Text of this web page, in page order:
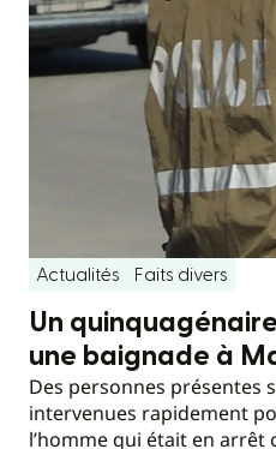
Actualités Faits divers
Un
une baignade à
Des personnes présentes
intervenues rapidement
l’homme qui était en